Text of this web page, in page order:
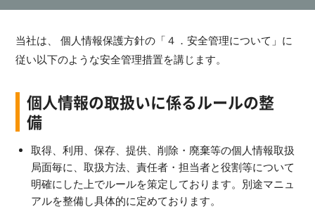
当社は、 個人情報保護方針の「４．安全管理について」に
従い以下のような安全管理措置を講じます。
個人情報の取扱いに係るルールの整
備
取得、利用、保存、提供、削除・廃棄等の個人情報取扱
局面毎に、取扱方法、責任者・担当者と役割等について
明確にした上でルールを策定しております。別途マニュ
アルを整備し具体的に定めております。